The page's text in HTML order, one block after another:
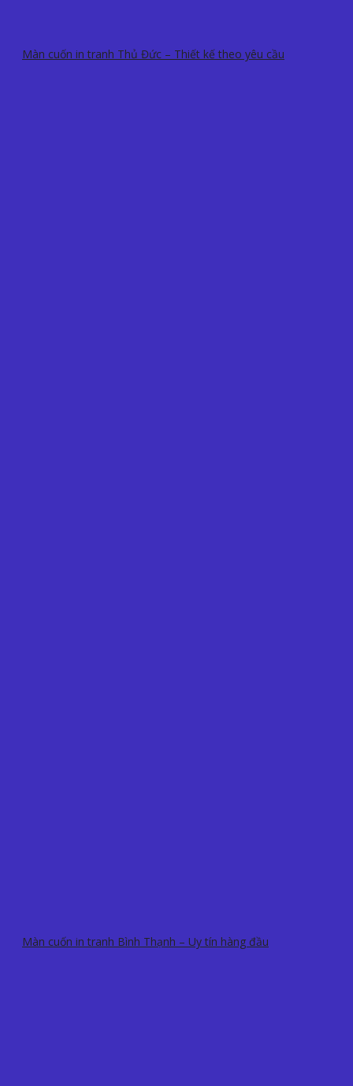
Màn cuốn in tranh Thủ Đức – Thiết kế theo yêu cầu
Màn cuốn in tranh Bình Thạnh – Uy tín hàng đầu